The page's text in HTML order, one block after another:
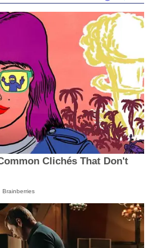
Clichés That Don't
Brainberries